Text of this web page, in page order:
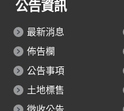
公告資訊
最新消息
佈告欄
公告事項
土地標售